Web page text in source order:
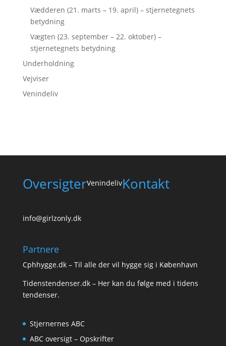
Vædderen (21. marts – 19. april) – stjernetegnets
betydning
Vægten (23. september – 22. oktober) –
stjernetegnets betydning
Underholdning
Vejviser
Venindeliv
OversigterVenindelivKontakt
info@girlzonly.dk
Partnere
Cphhygge.dk– Til alle der vil hygge sig i København
Tidenstendenser.dk– Her kan du følge med i tidens
tendenser.
Stjernernes ABC
ABC oversigt – Opskrifter